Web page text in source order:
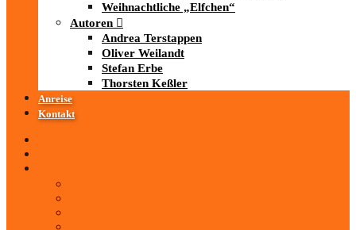
Weihnachtliche „Elfchen“
Autoren
Andrea Terstappen
Oliver Weilandt
Stefan Erbe
Thorsten Keßler
Anreise
Kontakt